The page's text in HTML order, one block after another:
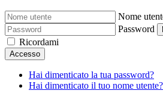
Nome
Password
Ricordami
Accesso
Hai dimenticato la tua password?
Hai dimenticato il tuo nome utente?